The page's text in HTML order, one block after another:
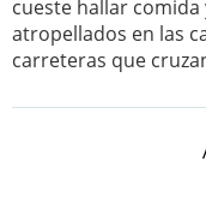
cueste hallar
atropellados en las
carreteras que